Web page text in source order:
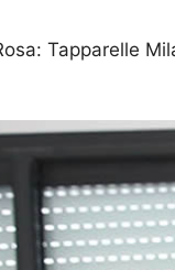
Tapparelle